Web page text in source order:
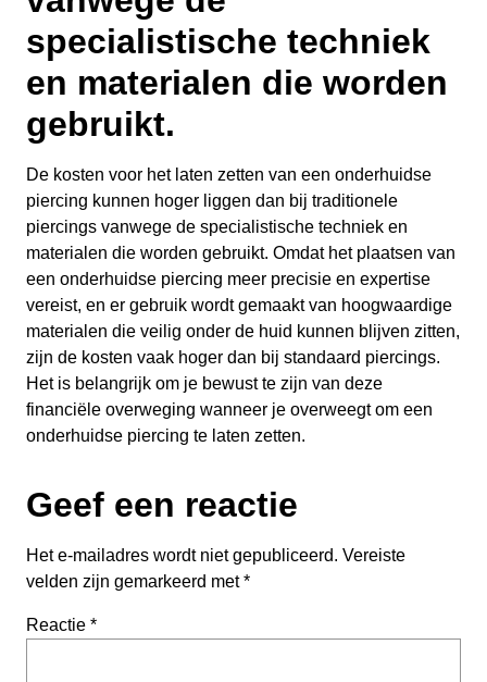
specialistische techniek
en materialen die worden
gebruikt.
De kosten voor het laten zetten van een onderhuidse
piercing kunnen hoger liggen dan bij traditionele
piercings vanwege de specialistische techniek en
materialen die worden gebruikt. Omdat het plaatsen van
een onderhuidse piercing meer precisie en expertise
vereist, en er gebruik wordt gemaakt van hoogwaardige
materialen die veilig onder de huid kunnen blijven zitten,
zijn de kosten vaak hoger dan bij standaard piercings.
Het is belangrijk om je bewust te zijn van deze
financiële overweging wanneer je overweegt om een
onderhuidse piercing te laten zetten.
Geef een reactie
Het e-mailadres wordt niet gepubliceerd. Vereiste
velden zijn gemarkeerd met*
Reactie *